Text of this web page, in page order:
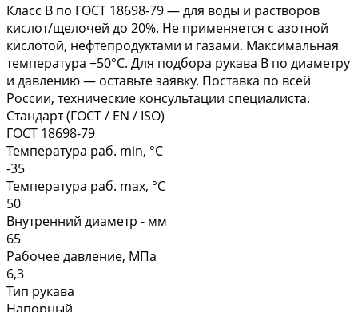
Класс В по ГОСТ 18698-79 — для воды и растворов
кислот/щелочей до 20%. Не применяется с азотной
кислотой, нефтепродуктами и газами. Максимальная
температура +50°С. Для подбора рукава В по диаметру
и давлению — оставьте заявку. Поставка по всей
России, технические консультации специалиста.
Стандарт (ГОСТ / EN / ISO)
ГОСТ 18698-79
Температура раб. min, °C
-35
Температура раб. max, °C
50
Внутренний диаметр - мм
65
Рабочее давление, МПа
6,3
Тип рукава
Напорный